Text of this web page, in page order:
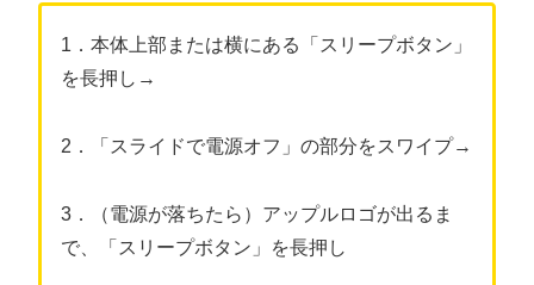
1．本体上部または横にある「スリープボタン」
を長押し→
2．「スライドで電源オフ」の部分をスワイプ→
3．（電源が落ちたら）アップルロゴが出るま
で、「スリープボタン」を長押し